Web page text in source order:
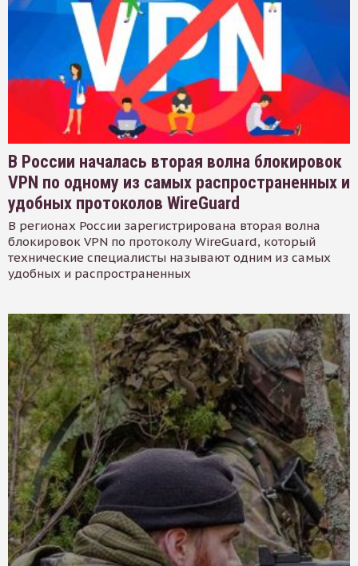
В России началась вторая волна блокировок
VPN по одному из самых распространенных и
удобных протоколов WireGuard
В регионах России зарегистрирована вторая волна
блокировок VPN по протоколу WireGuard, который
технические специалисты называют одним из самых
удобных и распространенных